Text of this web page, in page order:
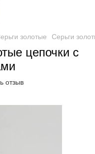
золотые Серьги
цепочки с
отзыв